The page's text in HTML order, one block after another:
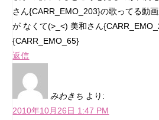
さん{CARR_EMO_203}の歌ってる動
が なくて(>_<) 美和さん
{CARR_EMO_65}
返信
みわきち より:
2010年10月26日 1:47 PM